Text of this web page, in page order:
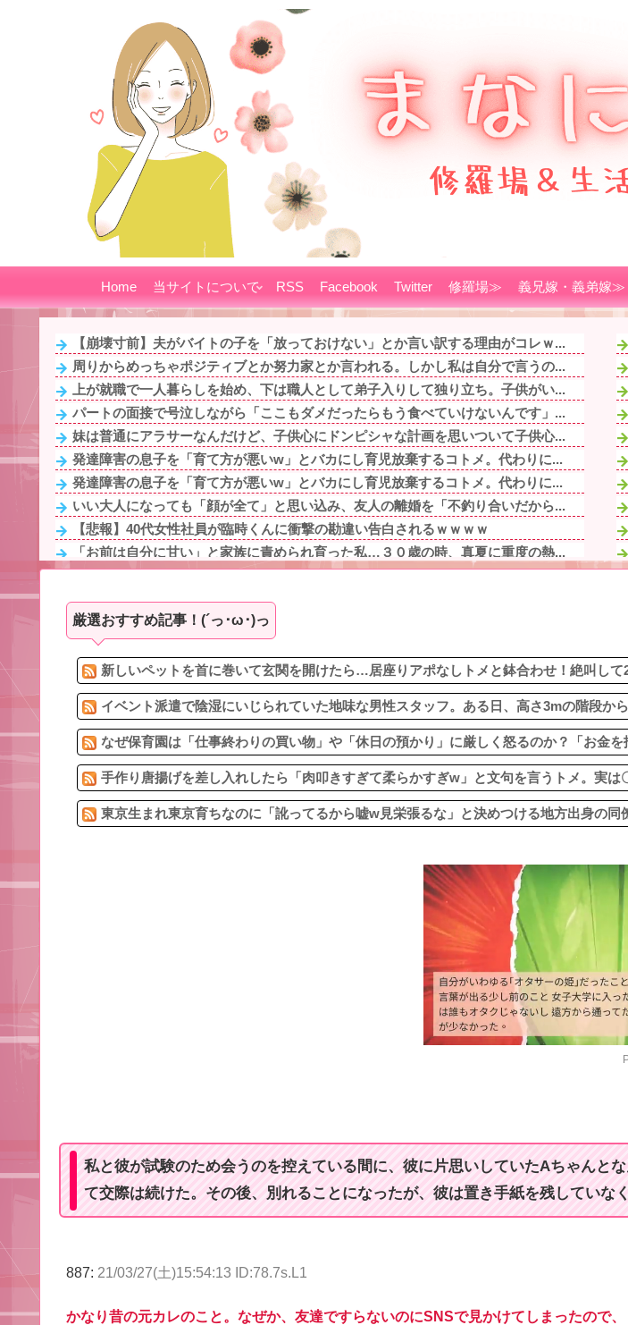
Home 当サイトについて RSS Facebook Twitter 修羅場≫ 義兄嫁・義弟嫁≫
【崩壊寸前】夫がバイトの子を「放っておけない」とか言い訳する理由がコレｗ...
周りからめっちゃポジティブとか努力家とか言われる。しかし私は自分で言うの...
上が就職で一人暮らしを始め、下は職人として弟子入りして独り立ち。子供がい...
パートの面接で号泣しながら「ここもダメだったらもう食べていけないんです」...
妹は普通にアラサーなんだけど、子供心にドンピシャな計画を思いついて子供心...
発達障害の息子を「育て方が悪いw」とバカにし育児放棄するコトメ。代わりに...
発達障害の息子を「育て方が悪いw」とバカにし育児放棄するコトメ。代わりに...
いい大人になっても「顔が全て」と思い込み、友人の離婚を「不釣り合いだから...
【悲報】40代女性社員が臨時くんに衝撃の勘違い告白されるｗｗｗｗ
「お前は自分に甘い」と家族に責められ育った私…３０歳の時、真夏に重度の熱...
バスから降りようとお金を入れたら、いきなり私の手を握って一緒に降りようと...
妻の流産に「泣いたって生き返らない」と苦笑いする自称ドライな兄。ブチギレ...
予約していた美容室が臨時休業。連絡くれてもいいのに
アタシ何歳に見える？って誘い受け風の事言うゴミってまだ生存してるよね〜
厳選おすすめ記事！(´っ･ω･)っ
新しいペットを首に巻いて玄関を開けたら…居座りアポなしトメと鉢合わせ！絶叫して
イベント派遣で陰湿にいじられていた地味な男性スタッフ。ある日、高さ3mの階段か
なぜ保育園は「仕事終わりの買い物」や「休日の預かり」に厳しく怒るのか？「お金を
手作り唐揚げを差し入れしたら「肉叩きすぎて柔らかすぎw」と文句を言うトメ。実は
東京生まれ東京育ちなのに「訛ってるから嘘w見栄張るな」と決めつける地方出身の同
私と彼が試験のため会うのを控えている間に、彼に片思いしていたAちゃんと
て交際は続けた。その後、別れることになったが、彼は置き手紙を残していな
887: 21/03/27(土)15:54:13 ID:78.7s.L1
かなり昔の元カレのこと。なぜか、友達ですらないのにSNSで見かけてしまったので、